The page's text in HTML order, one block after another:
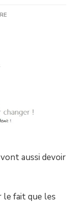
aussi devoir
le fait que les